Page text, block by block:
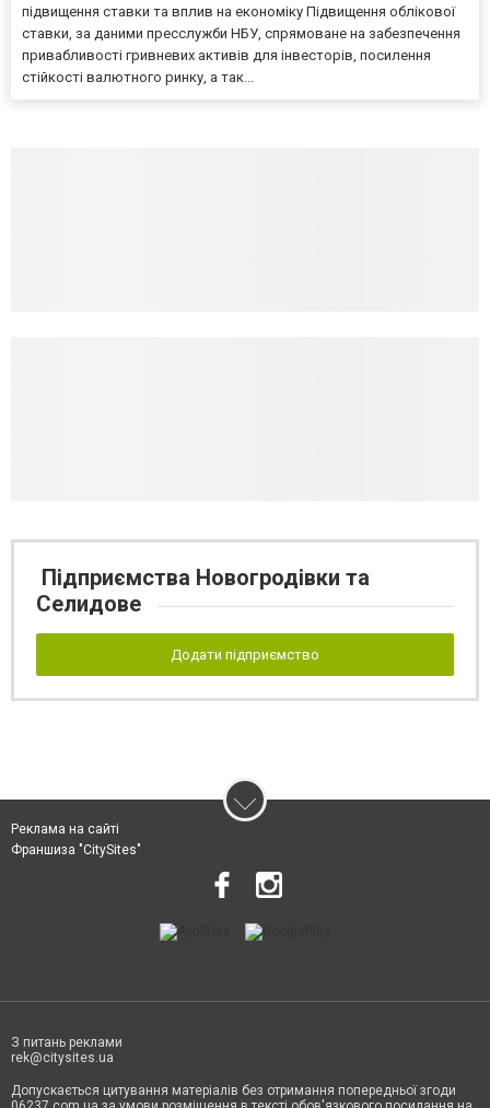
підвищення ставки та вплив на економіку Підвищення облікової
ставки, за даними пресслужби НБУ, спрямоване на забезпечення
привабливості гривневих активів для інвесторів, посилення
стійкості валютного ринку, а так...
Підприємства Новогродівки та
Селидове
Додати підприємство
Реклама на сайті
Франшиза "CitySites"
З питань реклами
rek@citysites.ua
Допускається цитування матеріалів без отримання попередньої згоди